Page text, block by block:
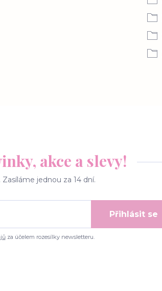
akce a slevy!
jednou za 14 dní.
Přihlásit se
za účelem rozesílky newsletteru.